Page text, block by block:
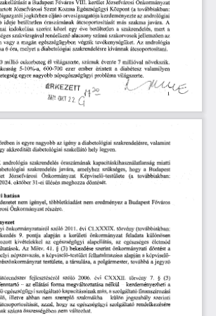
a Budapest Főváros VIII. kerület Józsefvárosi Önkormányzat
Józsefvárosi Szent Kozma Egészségügyi Központ (a továbbiakban:
jogkörben eljáró orvosigazgatója kezdeményezte az andrológiai
ideje betöltetlen óraszámának átcsoportosítását más szakma javára. A
indokolása szerint közel egy éve betöltetlen a szakrendelés, mert a
szakvizsgával rendelkező alacsony számúszakorvosok jellemzőenaz
vagy a magán egészségügyben végzik tevékenységüket. Az andrológia
6 óra, melyet a diabetológiai szakrendelésre kívánnak átcsoportosítani.
millió cukorbeteg él világszerte, számuk évente 7 millióval növekszik.
5-10%-a, 600-700 ezer ember érintett a diabétesz valamilyen
egyrenagyobb népegészségügyi probléma világszerte.
ÉRKEZETT ,,
^OK'Í22. Q
is egyre nagyobb az igény a diabetológiai szakrendelésre, valamint
akkreditált diabetológiai szakellátó hely legyen.
andrológia szakrendelés óraszámának kapacitáskihasználatlanság miatti
szakrendelés javára, amelyhez szükséges, hogy a Budapest
Józsefvárosi Önkormányzat Képviselő-testülete (a
továbbiakban:
október 31-ei ülésénmeghozza döntését.
hatása
nem igényel, többletkiadást nem eredményez a Budapest Főváros
Önkormányzat részére.
önkormányzatairól szóló 2011. évi CLXXXIX. törvény (továbbiakban:
9. pontja alapján a kerületi önkormányzat feladata különösen
kivételekkel az egészségügyi alapellátás, az egészséges életmód
Az Mötv. 41. § (3) bekezdése szerint önkormányzati döntést a
népszavazás, a képviselő-testület felhatalmazása alapján a képviselő
részönkormányzat testületé, a társulása, a polgármester, továbbá a jegyző
fejlesztéséről szóló 2006. évi CXXXII. törvény 7. § (3)
- az ellátási forma megváltoztatása nélkül kezdeményezheti a
egészségügyi szolgáltató kapacitásainakmás, a szolgáltató finanszírozási
illetve abban nem szereplő szakmákba külön jogszabály szerinti
átcsoportosítását, azzal, hogy az egészségügyi szolgáltató rendelkezésére
száma összességében nem változhat.